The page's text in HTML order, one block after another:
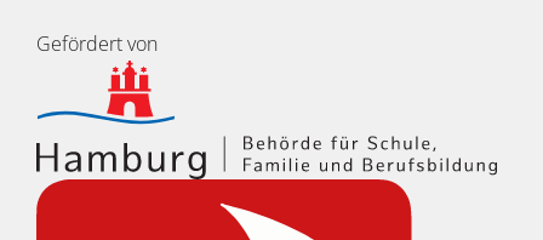
Gefördert von